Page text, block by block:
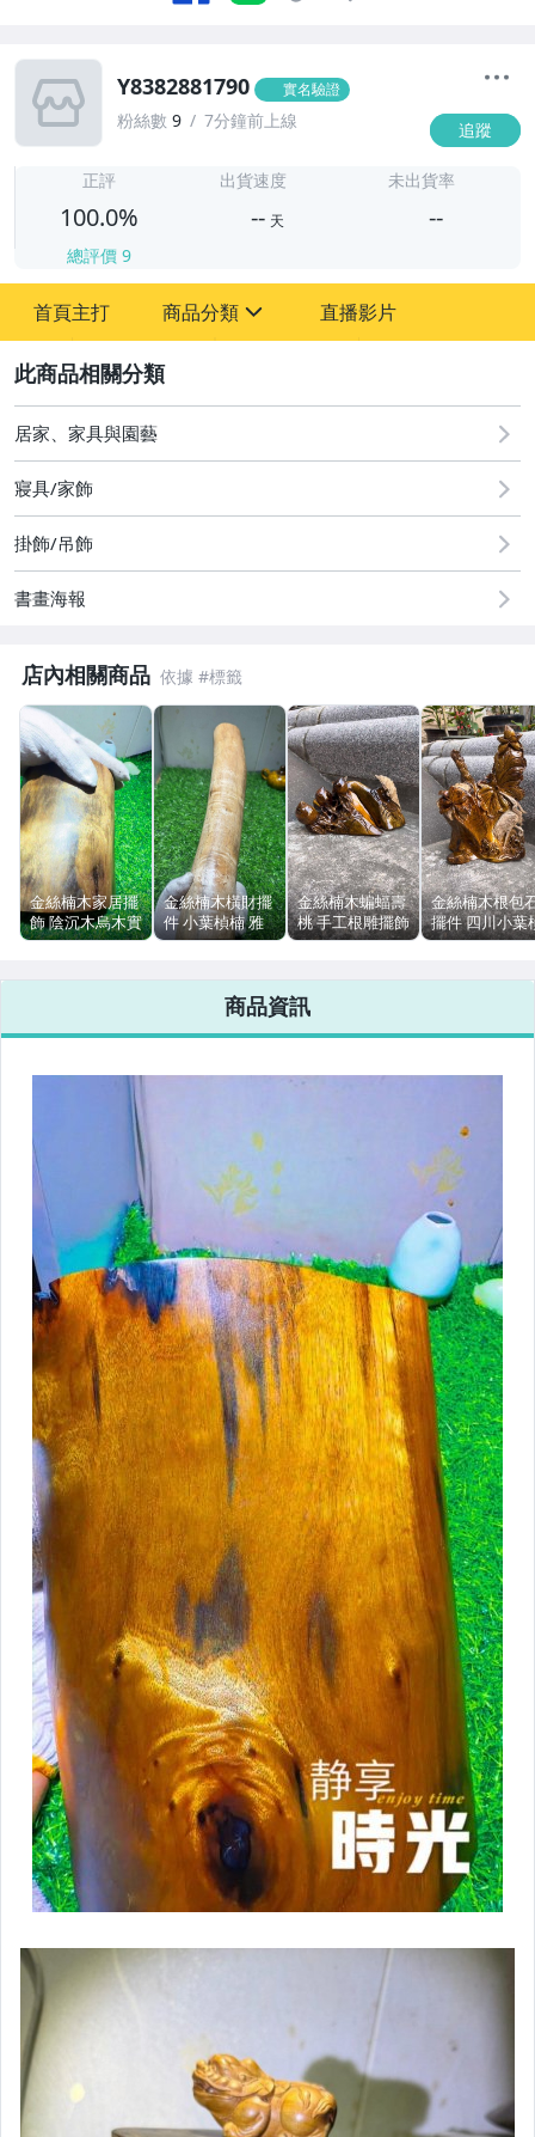
Y8382881790 實名驗證
粉絲數 9 7分鐘前上線 追蹤
正評
100.0%
總評價 9
出貨速度
-- 天
未出貨率
--
首頁主打 商品分類
圖書/影音/文具
古董、藝術與礦石
偶像、球員卡與郵幣
男性精品與服飾
手錶與飾品配件
女包精品與女鞋
相機、攝影與周邊
運動、戶外與休閒
直播影片
居家、家具與園藝
寢具/家飾
掛飾/吊飾
書畫海報
店內相關商品
金絲楠木家居擺
飾 陰沉木烏木實
心圓墩 滿金絲
金絲楠木橫財擺
件 小葉楨楠 雅
安老料 水波紋菊
金絲楠木蝙蝠壽
桃 手工根雕擺飾
32x18x16cm
金絲楠木根包
擺件 四川小葉
楠 手工根雕 蓮
商品資訊